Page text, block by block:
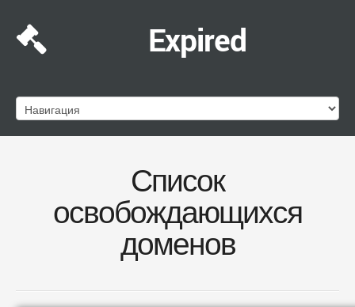
Expired
Список
освобождающихся
доменов